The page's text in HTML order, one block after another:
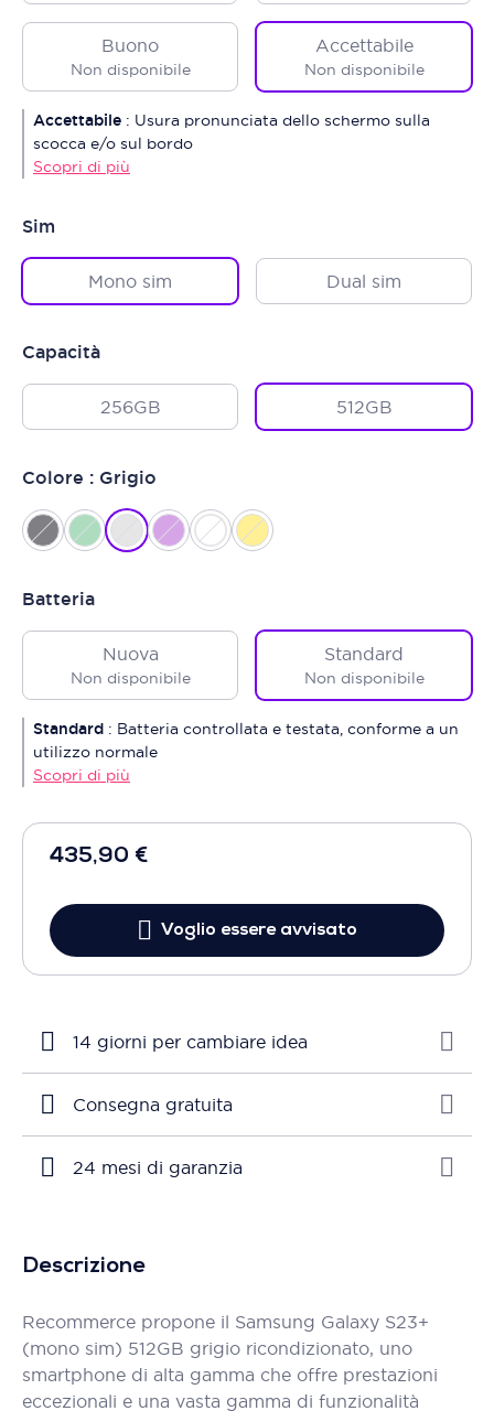
435,90 €
Voglio essere avvisato
Buono
Non disponibile
Accettabile
Non disponibile
Accettabile : Usura pronunciata dello schermo sulla
scocca e/o sul bordo
Scopri di più
Sim
Mono sim Dual sim
Capacità
256GB 512GB
Colore : Grigio
Batteria
Nuova
Non disponibile
Standard
Non disponibile
Standard : Batteria controllata e testata, conforme a un
utilizzo normale
Scopri di più
14 giorni per cambiare idea
Consegna gratuita
24 mesi di garanzia
Descrizione
Recommerce propone il Samsung Galaxy S23+
(mono sim) 512GB grigio ricondizionato, uno
smartphone di alta gamma che offre prestazioni
eccezionali e una vasta gamma di funzionalità